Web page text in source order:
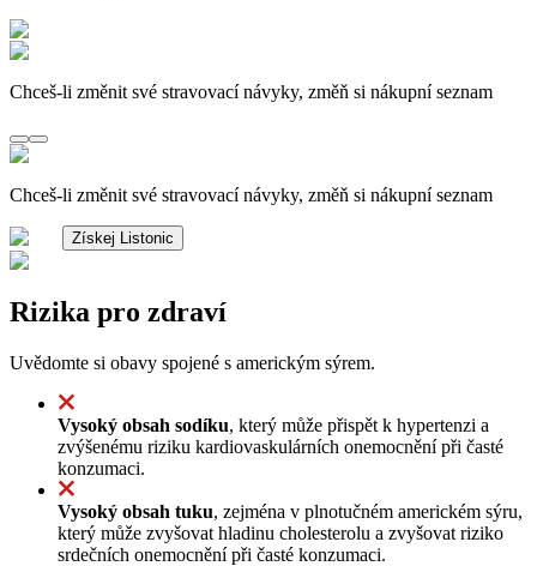
Chceš-li změnit své stravovací návyky, změň si nákupní seznam
Chceš-li změnit své stravovací návyky, změň si nákupní seznam
Získej Listonic
Rizika pro zdraví
Uvědomte si obavy spojené s americkým sýrem.
Vysoký obsah sodíku, který může přispět k hypertenzi a
zvýšenému riziku kardiovaskulárních onemocnění při časté
konzumaci.
Vysoký obsah tuku, zejména v plnotučném americkém sýru,
který může zvyšovat hladinu cholesterolu a zvyšovat riziko
srdečních onemocnění při časté konzumaci.